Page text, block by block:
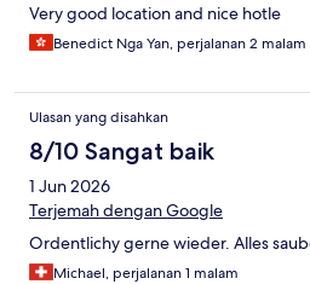
Very good location and nice hotle
Benedict Nga Yan, perjalanan 2 malam
Ulasan yang disahkan
8/10 Sangat baik
1 Jun 2026
Terjemah dengan Google
Ordentlichy gerne wieder. Alles
Michael, perjalanan 1 malam